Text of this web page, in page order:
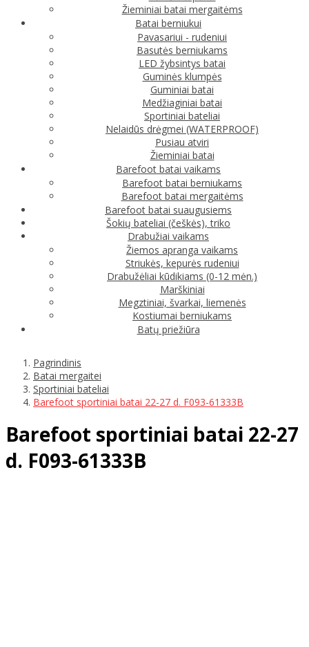
Žieminiai batai mergaitėms
Batai berniukui
Pavasariui - rudeniui
Basutės berniukams
LED žybsintys batai
Guminės klumpės
Guminiai batai
Medžiaginiai batai
Sportiniai bateliai
Nelaidūs drėgmei (WATERPROOF)
Pusiau atviri
Žieminiai batai
Barefoot batai vaikams
Barefoot batai berniukams
Barefoot batai mergaitėms
Barefoot batai suaugusiems
Šokių bateliai (češkės), triko
Drabužiai vaikams
Žiemos apranga vaikams
Striukės, kepurės rudeniui
Drabužėliai kūdikiams (0-12 mėn.)
Marškiniai
Megztiniai, švarkai, liemenės
Kostiumai berniukams
Batų priežiūra
Pagrindinis
Batai mergaitei
Sportiniai bateliai
Barefoot sportiniai batai 22-27 d. F093-61333B
Barefoot sportiniai batai 22-27
d. F093-61333B